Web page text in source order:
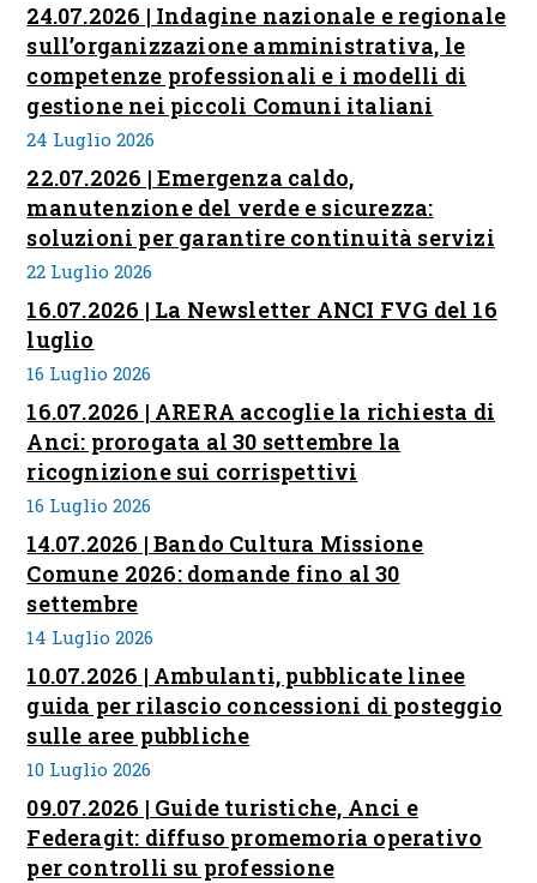
24.07.2026 | Indagine nazionale e regionale
sull’organizzazione amministrativa, le
competenze professionali e i modelli di
gestione nei piccoli Comuni italiani
24 Luglio 2026
22.07.2026 | Emergenza caldo,
manutenzione del verde e sicurezza:
soluzioni per garantire continuità servizi
22 Luglio 2026
16.07.2026 | La Newsletter ANCI FVG del 16
luglio
16 Luglio 2026
16.07.2026 | ARERA accoglie la richiesta di
Anci: prorogata al 30 settembre la
ricognizione sui corrispettivi
16 Luglio 2026
14.07.2026 | Bando Cultura Missione
Comune 2026: domande fino al 30
settembre
14 Luglio 2026
10.07.2026 | Ambulanti, pubblicate linee
guida per rilascio concessioni di posteggio
sulle aree pubbliche
10 Luglio 2026
09.07.2026 | Guide turistiche, Anci e
Federagit: diffuso promemoria operativo
per controlli su professione